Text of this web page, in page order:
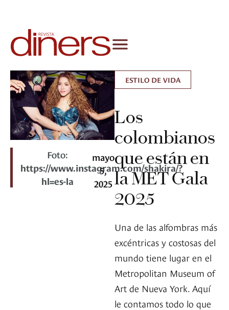
Foto:
https://www.instagram.com/shakira/?
hl=es-la
mayo
5,
2025
ESTILO DE VIDA
Los
colombianos
que están en
la MET Gala
2025
Una de las alfombras más
excéntricas y costosas del
mundo tiene lugar en el
Metropolitan Museum of
Art de Nueva York. Aquí
le contamos todo lo que